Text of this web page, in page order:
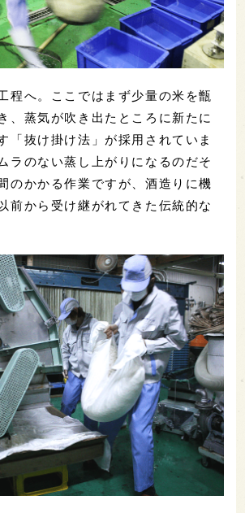
程へ。ここではまず少量の米を甑
、蒸気が吹き出たところに新たに
「抜け掛け法」が採用されていま
ラのない蒸し上がりになるのだそ
のかかる作業ですが、酒造りに機
前から受け継がれてきた伝統的な